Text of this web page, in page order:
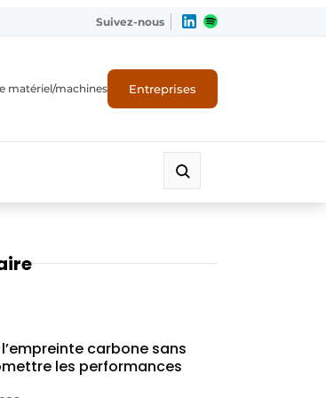
Suivez-nous
matériel/machines Entreprises
carbone sans
les performances